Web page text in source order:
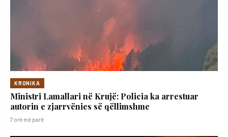
KRONIKA
Ministri Lamallari në Krujë: Policia ka arrestuar
autorin e zjarrvënies së qëllimshme
7 orë më parë